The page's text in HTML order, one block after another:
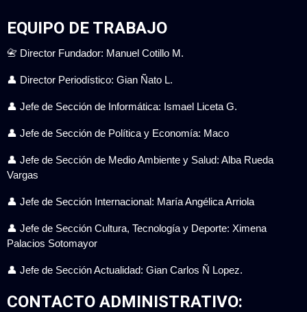
EQUIPO DE TRABAJO
📇 Director Fundador: Manuel Cotillo M.
👤 Director Periodístico: Gian Ñato L.
👤 Jefe de Sección de Informática: Ismael Liceta G.
👤 Jefe de Sección de Política y Economía: Maco
👤 Jefe de Sección de Medio Ambiente y Salud: Alba Rueda
Vargas
👤 Jefe de Sección Internacional: María Angélica Arriola
👤 Jefe de Sección Cultura, Tecnología y Deporte: Ximena
Palacios Sotomayor
👤 Jefe de Sección Actualidad: Gian Carlos Ñ Lopez.
CONTACTO ADMINISTRATIVO: